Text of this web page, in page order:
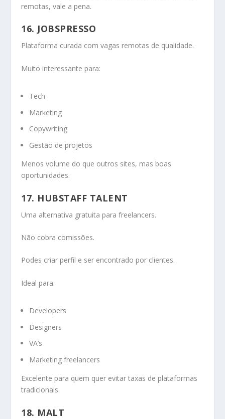
remotas, vale a pena.
16. JOBSPRESSO
Plataforma curada com vagas remotas de qualidade.
Muito interessante para:
Tech
Marketing
Copywriting
Gestão de projetos
Menos volume do que outros sites, mas boas
oportunidades.
17. HUBSTAFF TALENT
Uma alternativa gratuita para freelancers.
Não cobra comissões.
Podes criar perfil e ser encontrado por clientes.
Ideal para:
Developers
Designers
VA’s
Marketing freelancers
Excelente para quem quer evitar taxas de plataformas
tradicionais.
18. MALT